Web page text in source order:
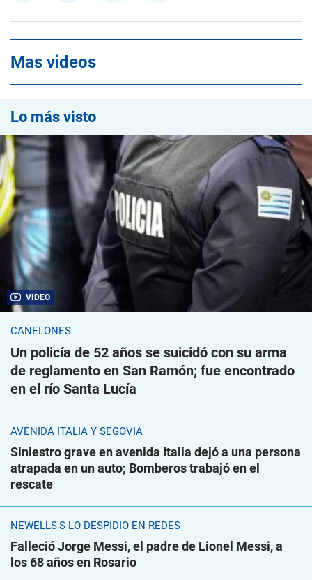
Mas videos
Lo más visto
VIDEO
CANELONES
Un policía de 52 años se suicidó con su arma
de reglamento en San Ramón; fue encontrado
en el río Santa Lucía
AVENIDA ITALIA Y SEGOVIA
Siniestro grave en avenida Italia dejó a una persona
atrapada en un auto; Bomberos trabajó en el
rescate
NEWELLS'S LO DESPIDIÓ EN REDES
Falleció Jorge Messi, el padre de Lionel Messi, a
los 68 años en Rosario